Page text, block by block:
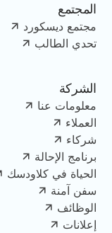
المجتمع
مجتمع ديسكورد
تحدي الطالب
الشركة
معلومات عنا
العملاء
شركاء
برنامج الإحالة
الحياة في كلاودسك
سفن آمنة
الوظائف
إعلانات